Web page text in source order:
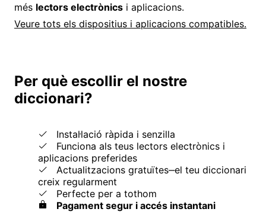
més lectors electrònics i aplicacions.
Veure tots els dispositius i aplicacions compatibles.
Per què escollir el nostre
diccionari?
Instal·lació ràpida i senzilla
Funciona als teus lectors electrònics i
aplicacions preferides
Actualitzacions gratuïtes‒el teu diccionari
creix regularment
Perfecte per a tothom
Pagament segur i accés instantani